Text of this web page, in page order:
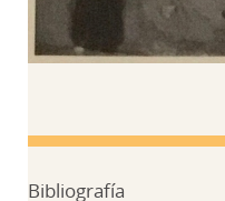
Bibliografía